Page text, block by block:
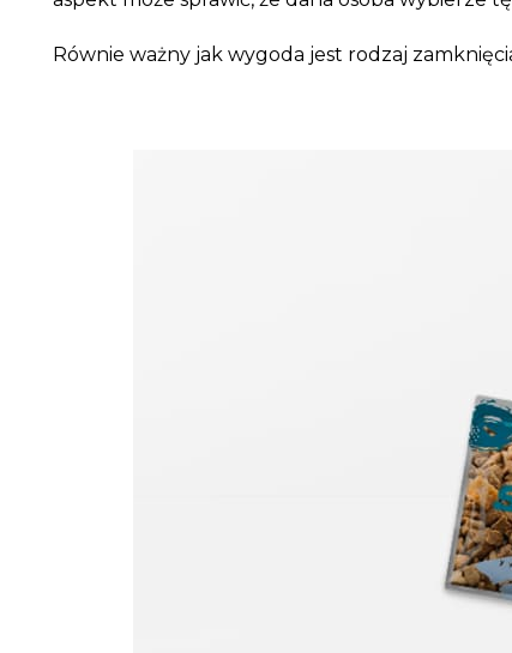
Równie ważny jak wygoda jest rodzaj